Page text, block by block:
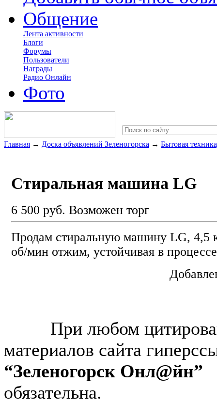
Общение
Лента активности
Блоги
Форумы
Пользователи
Награды
Радио Онлайн
Фото
Главная → Доска объявлений Зеленогорска → Бытовая
Стиральная машина LG
6 500 руб. Возможен торг
Продам стиральную машину LG, 4,5
об/мин отжим, устойчивая в
При любом
материалов сайта
“Зеленогорск Онл@йн”
обязательна.